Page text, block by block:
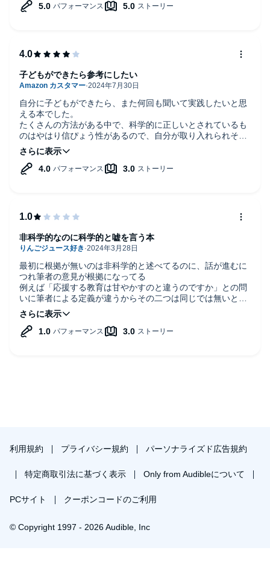
自分に子どもができたら、また何回も聞いて実践したいと思
える本でした。
たくさんの方法がある中で、科学的に正しいとされているも
のはやはり信ぴょう性があるので、自分が取り入れられそう
なところを取り入れてストレスを減らして子育てがしたいで
す。
子どもができたら参考にしたい
最初に根拠が無いのは非科学的と述べてるのに、話が進むに
つれ筆者の意見が根拠になってる
例えば「応援する教育は甘やかすのと違うのですか」との問
いに筆者による定義が違うからその二つは同じでは無いとの
様に根拠が無い
そして他人の本の内容を引用ばかりしてるから矛盾した内容
も載せる
非科学的なのに科学的と嘘を言う本
利用規約 プライバシー規約 パーソナライズド広告規約
特定商取引法に基づく表示 Only from Audibleについて
PCサイト クーポンコードのご利用
© Copyright 1997 - 2026 Audible, Inc